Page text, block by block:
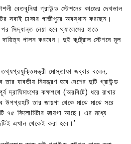
বেতবুনিয়া গ্রাউন্ড স্টেশনের কাজের দেখভাল
সবাই ঢাকার গাজীপুরে অবস্থান করছেন।
সিদ্ধান্ত নেয়া হবে থ্যালেসের হাতে
পালন করবেন। দুই কন্ট্রোল স্টেশনে মূল
মোস্তাফা জব্বার বলেন,
তার যাবতীয় নিয়ন্ত্রণ হবে দেশের দুটি গ্রাউন্ড
দ্রাঘিমাংশের কক্ষপথে (অরবিটে) ধরে রাখার
উপগ্রহটি তার জায়গা থেকে মাঝে মাঝে সরে
৭৫ কিলোমিটার জায়গা আছে। এর মধ্যে
এখান থেকেই করা হবে।’